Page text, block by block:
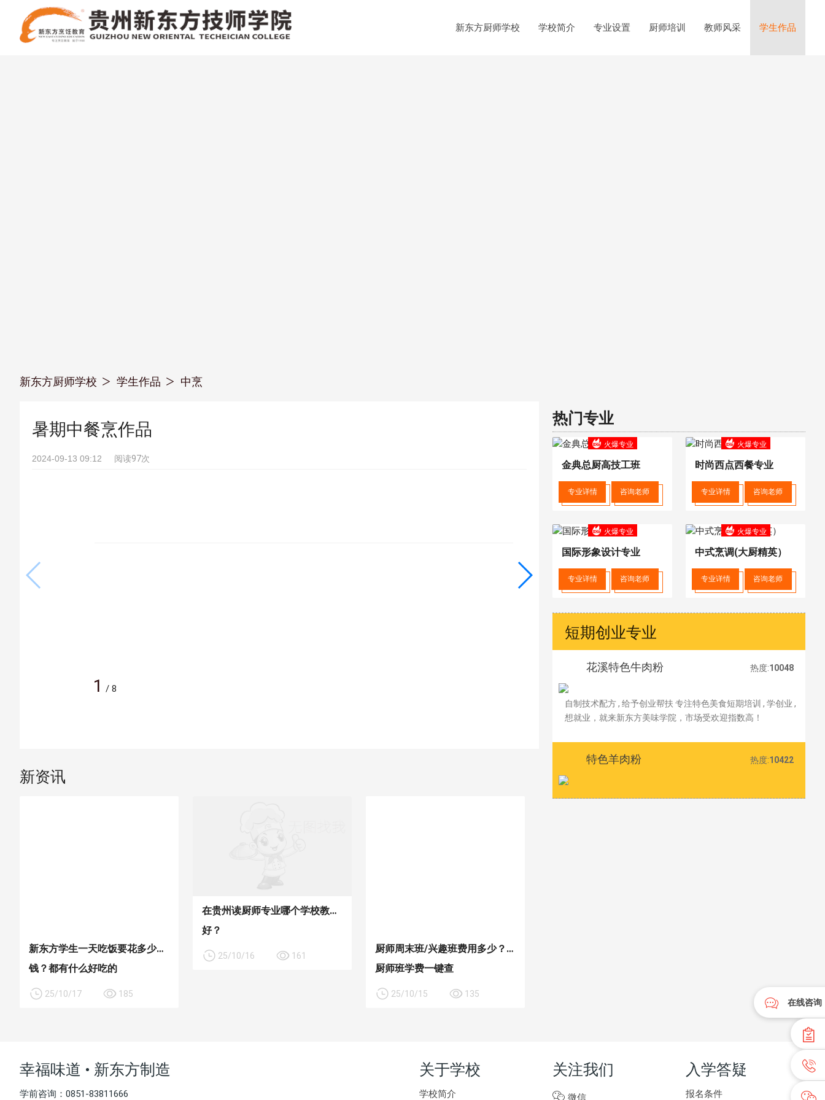
新东方厨师学校 学校简介 专业设置 厨师培训 教师风采 学生作品
新东方厨师学校 学生作品 中烹
暑期中餐烹作品
2024-09-13 09:12 阅读97次
1 / 8
新资讯
新东方学生一天吃饭要花多少
钱？都有什么好吃的
25/10/17 185
在贵州读厨师专业哪个学校教的
好？
25/10/16 161
厨师周末班/兴趣班费用多少？
厨师班学费一键查
25/10/15 135
热门专业
火爆专业
金典总厨高技工班
专业详情 咨询老师
火爆专业
时尚西点西餐专业
专业详情 咨询老师
火爆专业
国际形象设计专业
专业详情 咨询老师
火爆专业
中式烹调(大厨精英）
专业详情 咨询老师
短期创业专业
花溪特色牛肉粉 热度:10048
自制技术配方 , 给予创业帮扶 专注特色美食短期培训 , 学创业 ,
想就业，就来新东方美味学院，市场受欢迎指数高！
特色羊肉粉 热度:10422
幸福味道 • 新东方制造
学前咨询：0851-83811666
关于学校
学校简介
关注我们
微信
入学答疑
报名条件
在线咨询